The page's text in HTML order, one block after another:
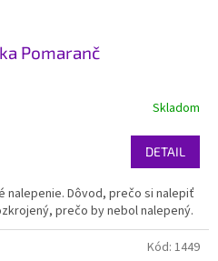
Pomaranč
Skladom
DETAIL
nalepenie. Dôvod, prečo si nalepiť
prečo by nebol nalepený.
Kód: 1449